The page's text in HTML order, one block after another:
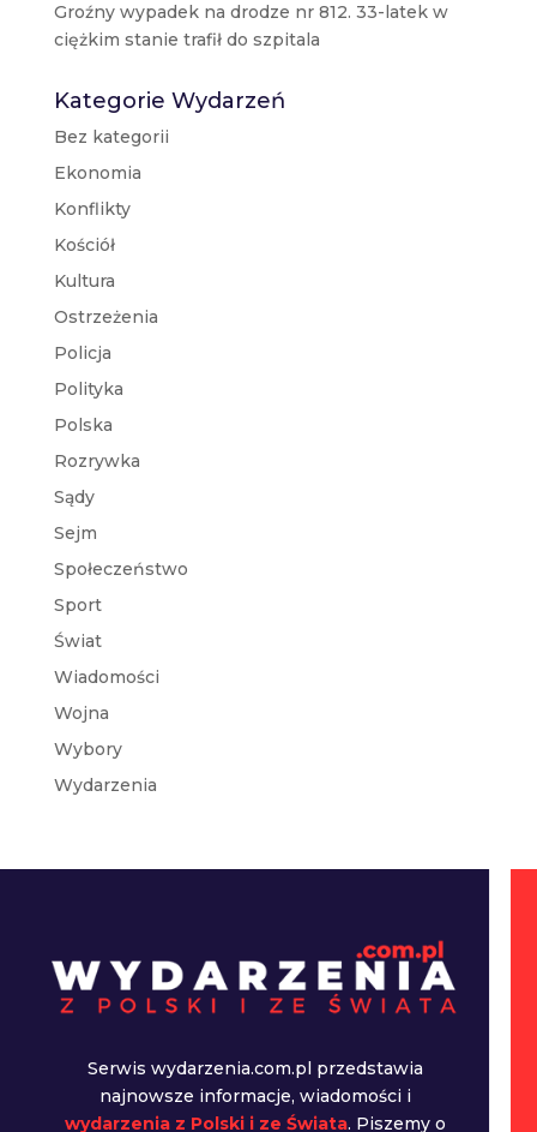
Groźny wypadek na drodze nr 812. 33-latek w
ciężkim stanie trafił do szpitala
Kategorie Wydarzeń
Bez kategorii
Ekonomia
Konflikty
Kościół
Kultura
Ostrzeżenia
Policja
Polityka
Polska
Rozrywka
Sądy
Sejm
Społeczeństwo
Sport
Świat
Wiadomości
Wojna
Wybory
Wydarzenia
Serwis wydarzenia.com.pl przedstawia
najnowsze informacje, wiadomości i
wydarzenia z Polski i ze Świata. Piszemy o